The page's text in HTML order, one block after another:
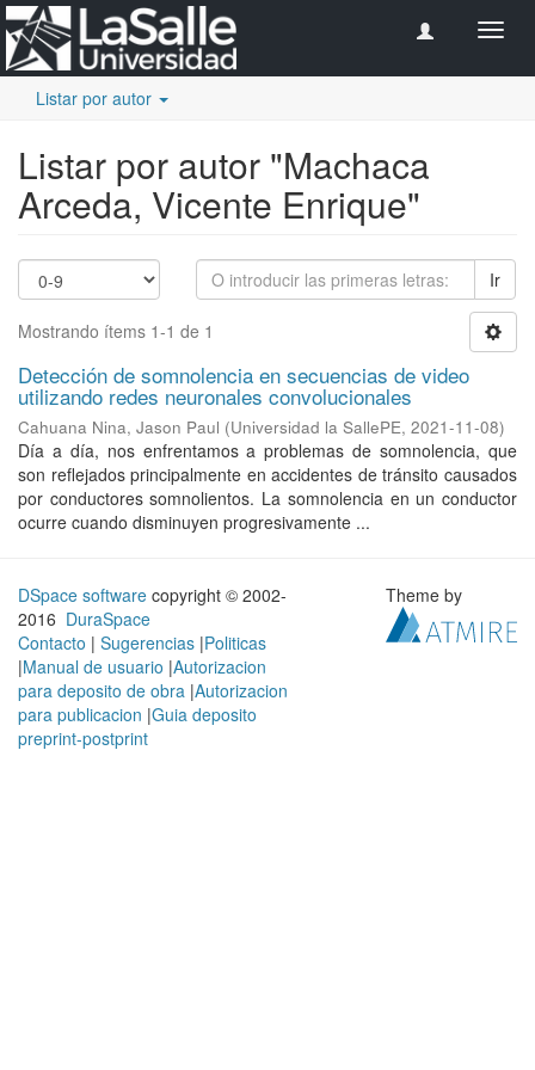
Listar por autor
Listar por autor "Machaca
Arceda, Vicente Enrique"
Ir
Mostrando ítems 1-1 de 1
Detección de somnolencia en secuencias de video
utilizando redes neuronales convolucionales
Cahuana Nina, Jason Paul (Universidad la SallePE, 2021-11-08)
Día a día, nos enfrentamos a problemas de somnolencia, que
son reflejados principalmente en accidentes de tránsito causados
por conductores somnolientos. La somnolencia en un conductor
ocurre cuando disminuyen progresivamente ...
DSpace software copyright © 2002-
2016 DuraSpace
Contacto | Sugerencias |Politicas
|Manual de usuario |Autorizacion
para deposito de obra |Autorizacion
para publicacion |Guia deposito
preprint-postprint
Theme by